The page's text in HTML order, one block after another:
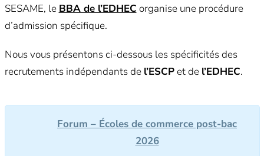
SESAME, le BBA de l’EDHEC organise une procédure
d’admission spécifique.
Nous vous présentons ci-dessous les spécificités des
recrutements indépendants de l’ESCPet de l’EDHEC.
Forum – Écoles de commerce post-bac
2026